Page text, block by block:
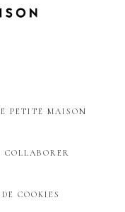
PETITE MAISON
COLLABORER
COOKIES